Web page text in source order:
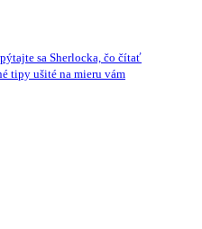
sa Sherlocka, čo čítať
tipy ušité na mieru vám